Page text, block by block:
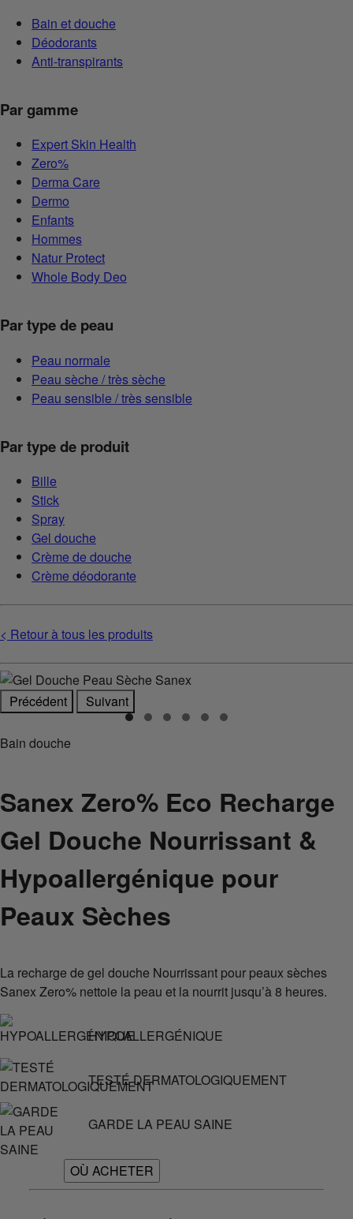
Bain et douche
Déodorants
Anti-transpirants
Par gamme
Expert Skin Health
Zero%
Derma Care
Dermo
Enfants
Hommes
Natur Protect
Whole Body Deo
Par type de peau
Peau normale
Peau sèche / très sèche
Peau sensible / très sensible
Par type de produit
Bille
Stick
Spray
Gel douche
Crème de douche
Crème déodorante
< Retour à tous les produits
Précédent Suivant
Bain douche
Sanex Zero% Eco Recharge
Gel Douche Nourrissant &
Hypoallergénique pour
Peaux Sèches
La recharge de gel douche Nourrissant pour peaux sèches
Sanex Zero% nettoie la peau et la nourrit jusqu’à 8 heures.
HYPOALLERGÉNIQUE
TESTÉ DERMATOLOGIQUEMENT
GARDE LA PEAU SAINE
OÙ ACHETER